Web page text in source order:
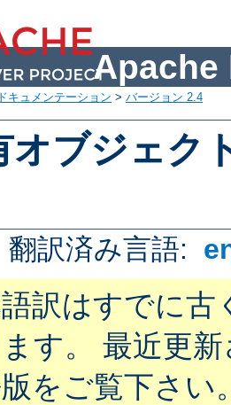
Apache
ドキュメンテーション > バージョン 2.4
オブジェク
翻訳済み言語:
訳はすでに古
す。 最近更
をご覧下さい